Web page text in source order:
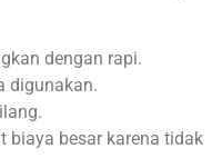
dengan rapi.
digunakan.
biaya besar karena tidak